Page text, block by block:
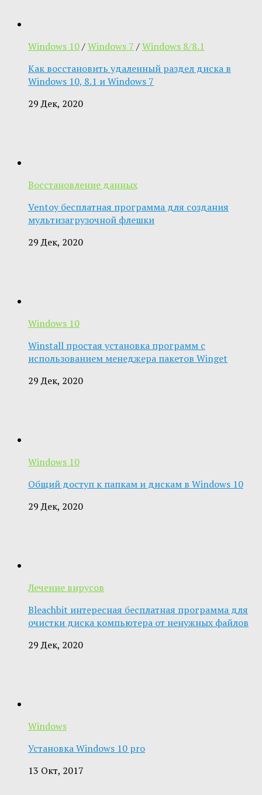
Windows 10/Windows 7 /Windows 8/8.1
Как восстановить удаленный раздел диска в
Windows 10, 8.1 и Windows 7
29 Дек, 2020
Восстановление данных
Ventoy бесплатная программа для создания
мультизагрузочной флешки
29 Дек, 2020
Windows 10
Winstall простая установка программ с
использованием менеджера пакетов Winget
29 Дек, 2020
Windows 10
Общий доступ к папкам и дискам в Windows 10
29 Дек, 2020
Лечение вирусов
Bleachbit интересная бесплатная программа для
очистки диска компьютера от ненужных файлов
29 Дек, 2020
Windows
Установка Windows 10 pro
13 Окт, 2017